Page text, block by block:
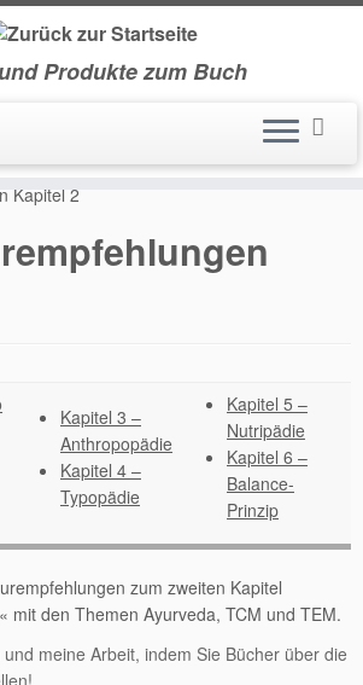
Produkte zum Buch
Kapitel 1 »
Kapitel 2
Kapitel 3 –
Anthropopädie
Kapitel 4 –
Typopädie
Kapitel 5 –
Nutripädie
Kapitel 6 –
Balance-
Prinzip
zum zweiten Kapitel
mit den Themen Ayurveda, TCM und TEM.
meine Arbeit, indem Sie Bücher über die